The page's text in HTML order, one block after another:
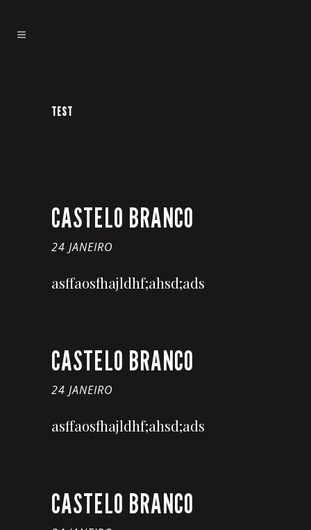
TEST
CASTELO BRANCO
24 JANEIRO
asffaosfhajldhf;ahsd;ads
CASTELO BRANCO
24 JANEIRO
asffaosfhajldhf;ahsd;ads
CASTELO BRANCO